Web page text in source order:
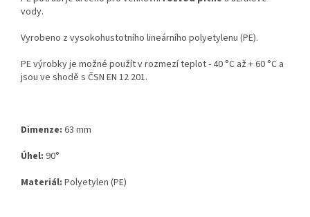
vody.
Vyrobeno z vysokohustotního lineárního polyetylenu (PE).
PE výrobky je možné použít v rozmezí teplot - 40 °C až + 60 °C a
jsou ve shodě s ČSN EN 12 201.
Dimenze: 63 mm
Úhel: 90°
Materiál: Polyetylen (PE)